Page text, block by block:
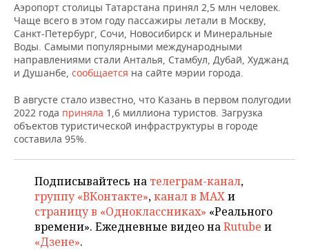
ВОЛЕЙБОЛ
КИБЕРСПОРТ
ВОДНЫЕ ВИДЫ СПОРТА
ИСТОРИЯ
КУЛЬТУРА
ОБРАЗОВАНИЕ
СПИСОК ПЕРСОН
СПИСОК КОМПАНИЙ
ПОЛНАЯ ВЕРСИЯ
Аэропорт столицы Татарстана принял 2,5 млн человек.
Чаще всего в этом году пассажиры летали в Москву,
Санкт-Петербург, Сочи, Новосибирск и Минеральные
Воды. Самыми популярными международными
направлениями стали Анталья, Стамбул, Дубай, Худжанд
и Душанбе, сообщается на сайте мэрии города.
В августе стало известно, что Казань в первом полугодии
2022 года приняла 1,6 миллиона туристов. Загрузка
объектов туристической инфраструктуры в городе
составила 95%.
Подписывайтесь на телеграм-канал,
группу «ВКонтакте»,канал в MAXи
страницу в «Одноклассниках» «Реального
времени». Ежедневные видео наRutube и
«Дзене».